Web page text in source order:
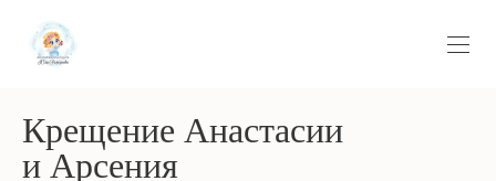
Крещение Анастасии
и Арсения